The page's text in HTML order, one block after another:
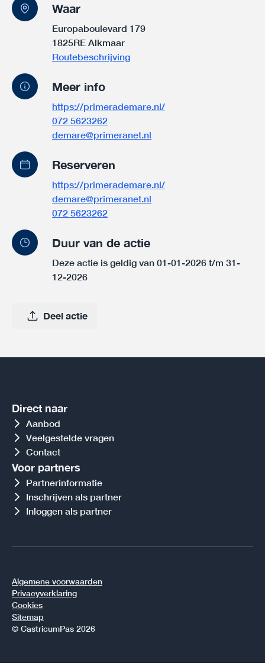
Waar
Europaboulevard 179
1825RE Alkmaar
Routebeschrijving
Meer info
https://primerademare.nl/
072 5623262
demare@primeranet.nl
Reserveren
https://primerademare.nl/
demare@primeranet.nl
072 5623262
Duur van de actie
Deze actie is geldig van 01-01-2026 t/m 31-
12-2026
Deel actie
Direct naar
Aanbod
Veelgestelde vragen
Contact
Voor partners
Partnerinformatie
Inschrijven als partner
Inloggen als partner
Algemene voorwaarden
Privacyverklaring
Cookies
Sitemap
© CastricumPas 2026